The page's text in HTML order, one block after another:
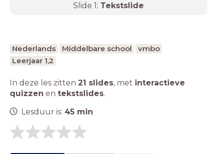
Slide 1: Tekstslide
Nederlands Middelbare school
vmbo
Leerjaar 1,2
In deze les zitten 21 slides, met interactieve
quizzen en tekstslides.
Lesduur is: 45 min